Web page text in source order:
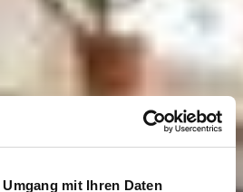
mit Ihren Daten